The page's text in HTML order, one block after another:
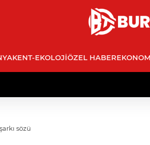
KENT-EKOLOJIÖZEL HABER
sözü